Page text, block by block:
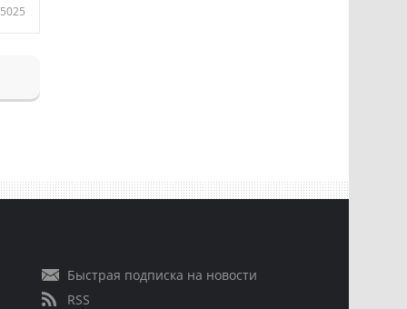
5025
Быстрая подписка на новости
RSS